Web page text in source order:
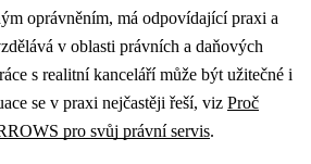
oprávněním, má odpovídající praxi a
v oblasti právních a daňových
s realitní kanceláří může být užitečné i
se v praxi nejčastěji řeší, viz Proč
pro svůj právní servis.